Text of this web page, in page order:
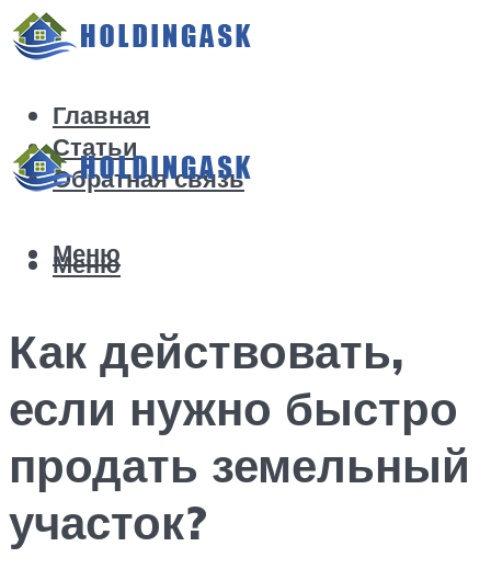
Главная
Статьи
Обратная связь
Меню
Меню
Как действовать,
если нужно быстро
продать земельный
участок?